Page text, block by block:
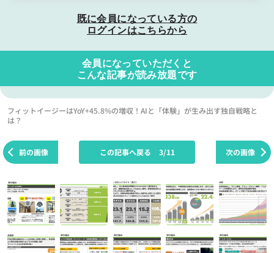
既に会員になっている方の
ログインはこちらから
会員になっていただくと
こんな記事が読み放題です
フィットイージーはYoY+45.8%の増収！AIと「体験」が生み出す独自戦略と
は？
前の画像 次の画像
この記事へ戻る 3/11